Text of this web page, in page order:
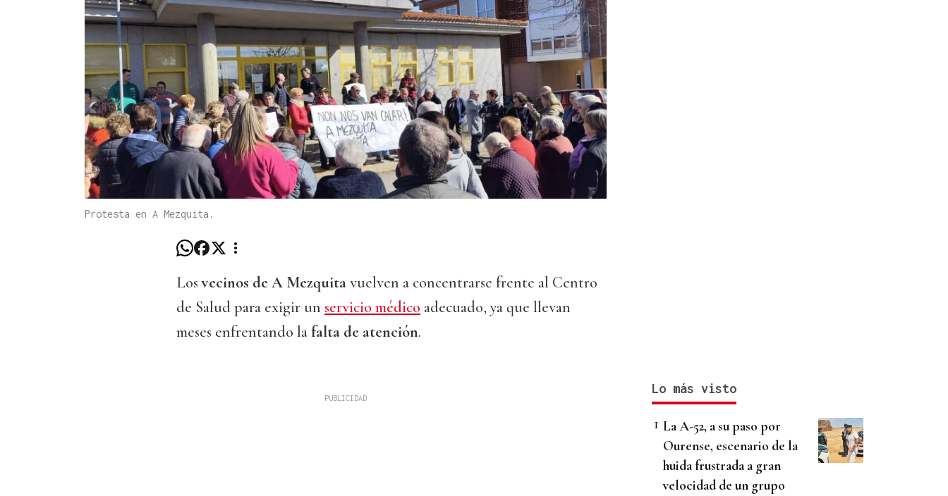
Protesta en A Mezquita.
Losvecinos de A Mezquitavuelven a concentrarse frente al Centro
de Salud para exigir un servicio médico adecuado, ya que llevan
meses enfrentando lafalta de atención.
Lo más visto
La A-52, a su paso por
Ourense, escenario de la
huida frustrada a gran
velocidad de un grupo